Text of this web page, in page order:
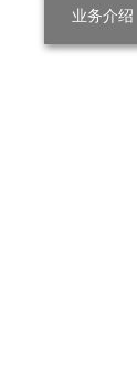
业务介绍